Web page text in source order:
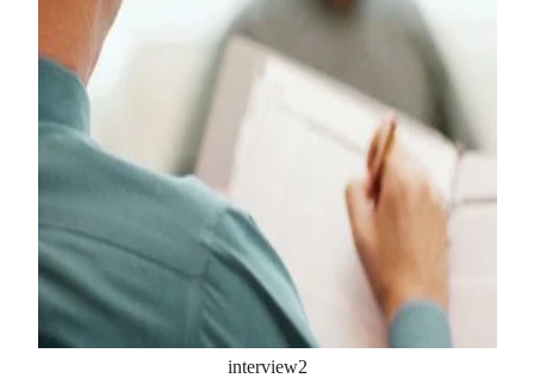
interview2